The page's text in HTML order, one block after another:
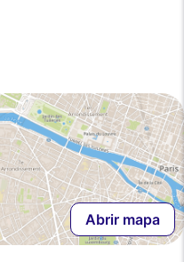
Abrir mapa